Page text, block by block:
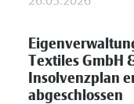
Textiles GmbH
Insolvenzplan
abgeschlossen